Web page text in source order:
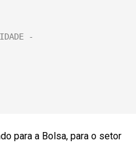
para a Bolsa, para o setor